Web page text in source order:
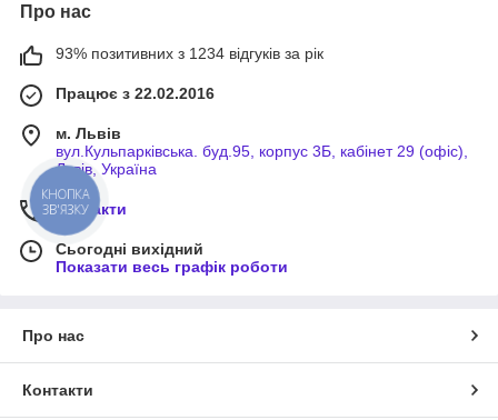
Про нас
93% позитивних з 1234 відгуків за рік
Працює з 22.02.2016
м. Львів
вул.Кульпарківська. буд.95, корпус 3Б, кабінет 29 (офіс),
Львів, Україна
Контакти
Сьогодні вихідний
Показати весь графік роботи
Про нас
Контакти
КНОПКА
ЗВ'ЯЗКУ